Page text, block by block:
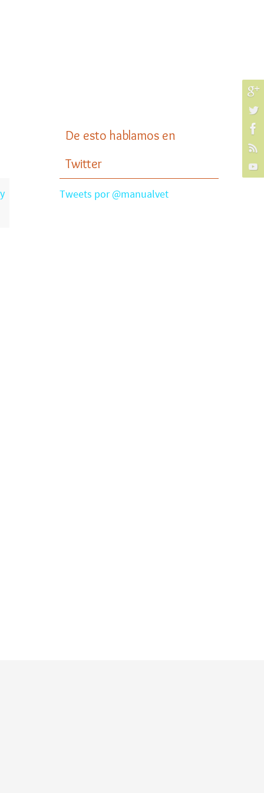
De esto hablamos en
Twitter
Tweets por @manualvet